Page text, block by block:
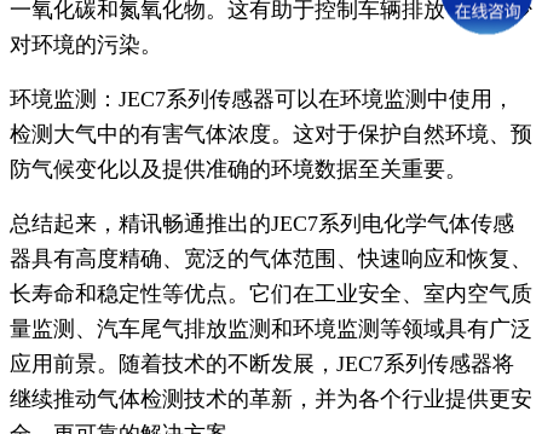
一氧化碳和氮氧化物。这有助于控制车辆排放，并减少
对环境的污染。
环境监测：JEC7系列传感器可以在环境监测中使用，
检测大气中的有害气体浓度。这对于保护自然环境、预
防气候变化以及提供准确的环境数据至关重要。
总结起来，精讯畅通推出的JEC7系列电化学气体传感
器具有高度精确、宽泛的气体范围、快速响应和恢复、
长寿命和稳定性等优点。它们在工业安全、室内空气质
量监测、汽车尾气排放监测和环境监测等领域具有广泛
应用前景。随着技术的不断发展，JEC7系列传感器将
继续推动气体检测技术的革新，并为各个行业提供更安